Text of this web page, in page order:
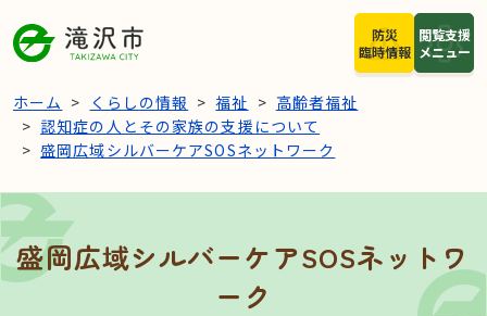
閲覧支援
メニュー
防災
臨時情報
ホーム くらしの情報 福祉
高齢者福祉
認知症の人とその家族の支援について
盛岡広域シルバーケアSOSネットワーク
盛岡広域シルバーケアSOSネットワ
ーク